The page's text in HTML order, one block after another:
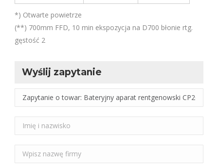
*) Otwarte powietrze
(**) 700mm FFD, 10 min ekspozycja na D700 błonie rtg.
gęstość 2
Wyślij zapytanie